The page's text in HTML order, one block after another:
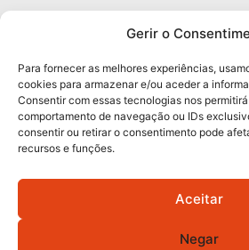
Gerir o
Para fornecer as melhores experiências,
cookies para armazenar e/ou aceder a
Consentir com essas tecnologias nos
comportamento de navegação ou IDs
consentir ou retirar o consentimento pode
recursos e funções.
Aceitar
Negar
18.926 espectadores
Subscreva Newsletter:
QUERO ADERIR